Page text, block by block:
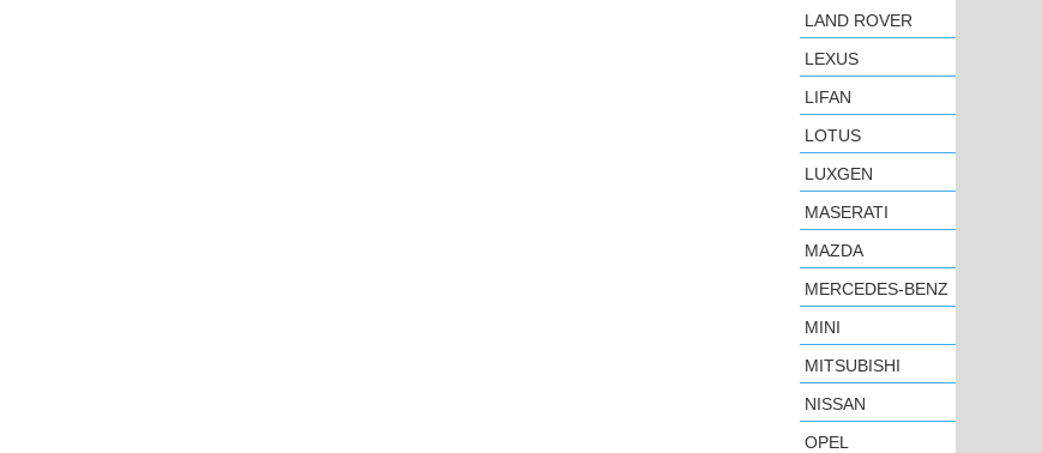
LAND ROVER
LEXUS
LIFAN
LOTUS
LUXGEN
MASERATI
MAZDA
MERCEDES-BENZ
MINI
MITSUBISHI
NISSAN
OPEL